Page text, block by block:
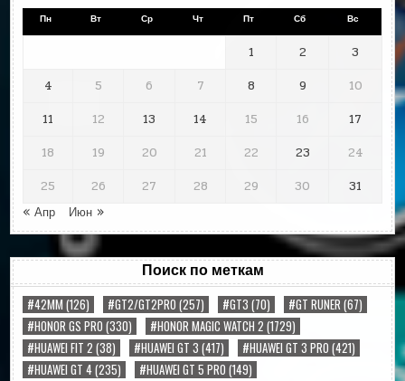
Пн Вт Ср Чт Пт Сб Вс
1 2
3
4
5 6 7 8 9
10
11
12 13 14 15 16
17
18
19 20 21 22 23
24
25
26 27 28 29 30
31
« Апр
Июн »
Поиск по меткам
#42MM (126) #GT2/GT2PRO (257) #GT3 (70) #GT RUNER(67)
#HONOR GS PRO (330) #HONOR MAGIC WATCH 2 (1729)
#HUAWEI FIT 2 (38) #HUAWEI GT 3 (417) #HUAWEI GT 3 PRO (421)
#HUAWEI GT 4(235) #HUAWEI GT 5 PRO (149)